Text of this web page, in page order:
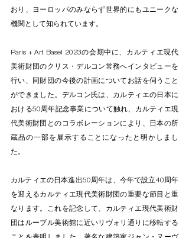
おり、ヨーロッパのみならず世界的にもユニークな
機関として知られています。
Paris + Art Basel 2023の会期中に、カルティエ現代
美術財団のクリス・デルコン常務へインタビューを
行い、同財団の今後の計画についてお話を伺うこと
ができました。デルコン氏は、カルティエの日本に
おける50周年記念事業について触れ、カルティエ現
代美術財団とのコラボレーションにより、日本の所
蔵品の一部を展示することになったと明かしまし
た。
カルティエの日本進出50周年は、今年で設立40周年
を迎えるカルティエ現代美術財団の重要な節目と重
なります。これを記念して、カルティエ現代美術財
団はルーブル美術館に近いリヴォリ通りに移転する